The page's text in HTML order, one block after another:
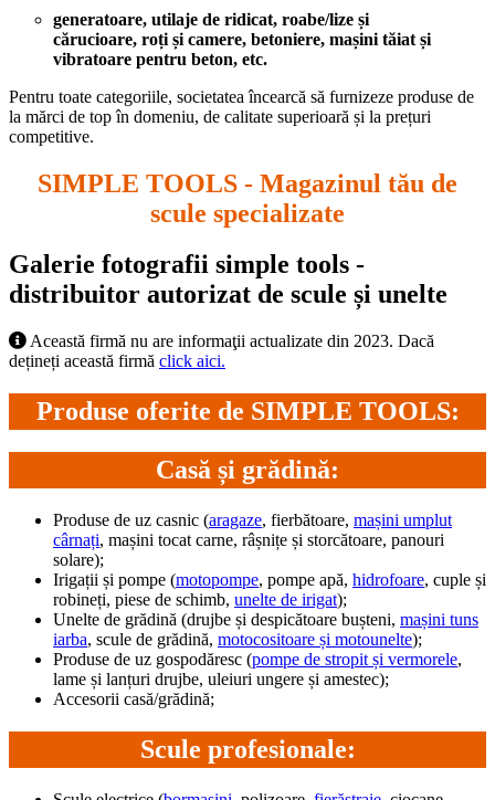
generatoare, utilaje de ridicat, roabe/lize și
cărucioare, roți și camere, betoniere, mașini tăiat și
vibratoare pentru beton, etc.
Pentru toate categoriile, societatea încearcă să furnizeze produse de
la mărci de top în domeniu, de calitate superioară și la prețuri
competitive.
SIMPLE TOOLS - Magazinul tău de
scule specializate
Galerie fotografii simple tools -
distribuitor autorizat de scule și unelte
Această firmă nu are informaţii actualizate din 2023. Dacă
dețineți această firmă click aici.
Produse oferite de SIMPLE TOOLS:
Casă și grădină:
Produse de uz casnic (aragaze, fierbătoare, mașini umplut
cârnați, mașini tocat carne, râșnițe și storcătoare, panouri
solare);
Irigații și pompe (motopompe, pompe apă, hidrofoare, cuple și
robineți, piese de schimb, unelte de irigat);
Unelte de grădină (drujbe și despicătoare bușteni, mașini tuns
iarba, scule de grădină, motocositoare și motounelte);
Produse de uz gospodăresc (pompe de stropit și vermorele,
lame și lanțuri drujbe, uleiuri ungere și amestec);
Accesorii casă/grădină;
Scule profesionale: